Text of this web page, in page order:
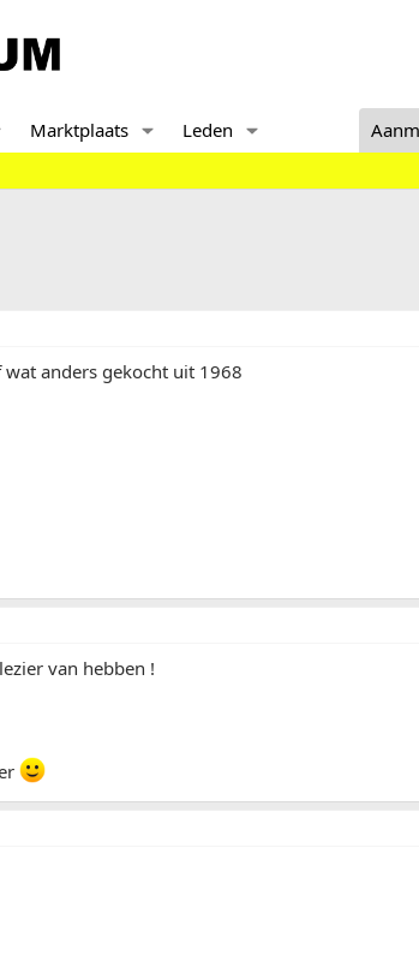
Marktplaats Leden
anders gekocht uit 1968
van hebben !